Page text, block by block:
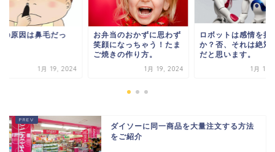
の原因は鼻毛だっ
1月 19, 2024
お弁当のおかずに思わず
笑顔になっちゃう！たま
ご焼きの作り方。
1月 19, 2024
ロボットは感情を持
か？否、それは絶対
だと思います。
1月 19,
ダイソーに同一商品を大量注文する方法
をご紹介